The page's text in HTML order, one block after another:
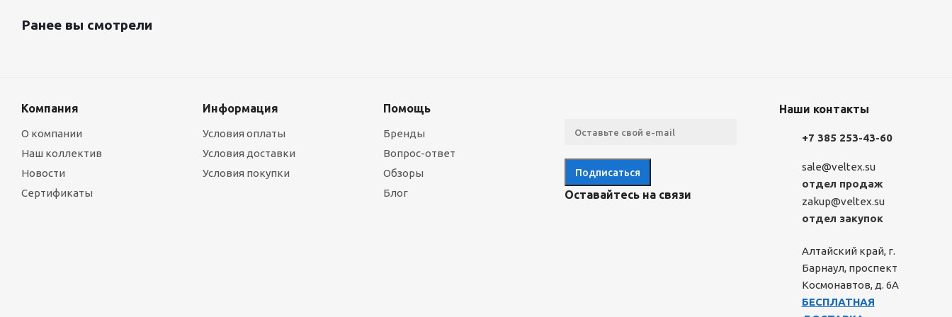
Ранее вы смотрели
Компания
О компании
Наш коллектив
Новости
Сертификаты
Информация
Условия оплаты
Условия доставки
Условия покупки
Помощь
Бренды
Вопрос-ответ
Обзоры
Блог
Оставайтесь на связи
Наши контакты
+7 385 253-43-60
sale@veltex.su
отдел продаж
zakup@veltex.su
отдел закупок
Алтайский край, г.
Барнаул, проспект
Космонавтов, д. 6А
БЕСПЛАТНАЯ